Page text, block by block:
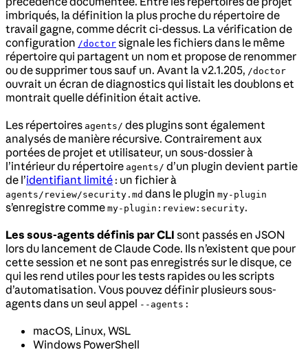
imbriqués, la définition la plus proche du répertoire de
travail gagne, comme décrit ci-dessus. La vérification de
configuration /doctor signale les fichiers dans le même
répertoire qui partagent un nom et propose de renommer
ou de supprimer tous sauf un. Avant la v2.1.205, /doctor
ouvrait un écran de diagnostics qui listait les doublons et
montrait quelle définition était active.
Les répertoires agents/ des plugins sont également
analysés de manière récursive. Contrairement aux
portées de projet et utilisateur, un sous-dossier à
l’intérieur du répertoire agents/ d’un plugin devient partie
de l’identifiant limité : un fichier à
agents/review/security.md dans le plugin my-plugin
s’enregistre comme my-plugin:review:security.
Les sous-agents définis par CLI sont passés en JSON
lors du lancement de Claude Code. Ils n’existent que pour
cette session et ne sont pas enregistrés sur le disque, ce
qui les rend utiles pour les tests rapides ou les scripts
d’automatisation. Vous pouvez définir plusieurs sous-
agents dans un seul appel --agents :
macOS, Linux, WSL
Windows PowerShell